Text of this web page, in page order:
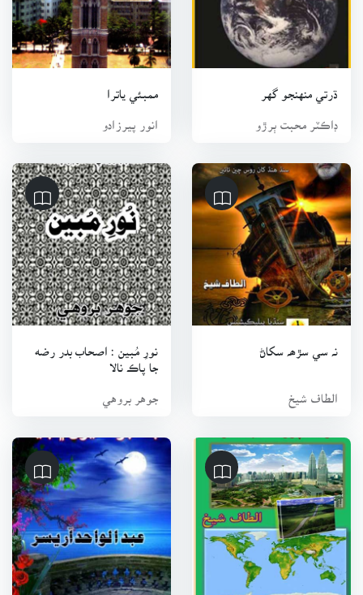
ڌرتي منهنجو گهر
ڊاڪٽر محبت ٻرڙو
ممبئي ياترا
انور پيرزادو
نہ سي سڙھہ سکاڻ
الطاف شيخ
نورِ مُبين : اصحاب بدر رضه
جا پاڪ نالا